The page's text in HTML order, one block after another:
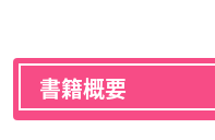
書籍概要